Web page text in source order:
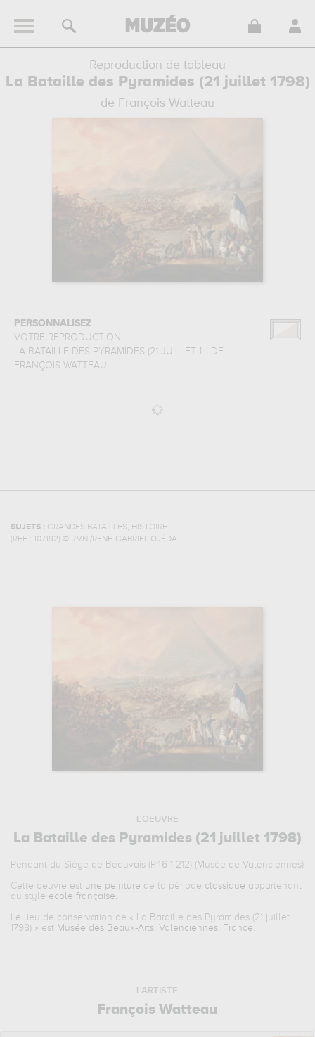
Reproduction de tableau
La Bataille des Pyramides (21 juillet 1798)
de François Watteau
PERSONNALISEZ
VOTRE REPRODUCTION
LA BATAILLE DES PYRAMIDES (21 JUILLET 1... DE
FRANÇOIS WATTEAU
SUJETS : GRANDES BATAILLES, HISTOIRE
(REF :
107192) © RMN /RENÉ-GABRIEL OJÉDA
L'OEUVRE
La Bataille des Pyramides (21 juillet 1798)
Pendant du Siège de Beauvais (P46-1-212) (Musée de Valenciennes)
Cette oeuvre est une peinture de la période classique appartenant
au style ecole française.
Le lieu de conservation de « La Bataille des Pyramides (21 juillet
1798)
» est Musée des Beaux-Arts, Valenciennes, France.
L'ARTISTE
François Watteau